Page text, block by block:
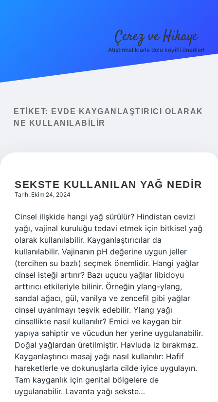
Yasal Uyarı
menüyü Çerez ve Hikaye
Atıştırmalıklarla dolu keyifli öneriler!
ETIKET:
EVDE KAYGANLAŞTIRICI OLARAK
NE KULLANILABILIR
SEKSTE KULLANILAN YAĞ NEDIR
Tarih: Ekim 24, 2024
Cinsel ilişkide hangi yağ sürülür? Hindistan cevizi
yağı, vajinal kuruluğu tedavi etmek için bitkisel yağ
olarak kullanılabilir. Kayganlaştırıcılar da
kullanılabilir. Vajinanın pH değerine uygun jeller
(tercihen su bazlı) seçmek önemlidir. Hangi yağlar
cinsel isteği artırır? Bazı uçucu yağlar libidoyu
arttırıcı etkileriyle bilinir. Örneğin ylang-ylang,
sandal ağacı, gül, vanilya ve zencefil gibi yağlar
cinsel uyarılmayı teşvik edebilir. Ylang yağı
cinsellikte nasıl kullanılır? Emici ve kaygan bir
yapıya sahiptir ve vücudun her yerine uygulanabilir.
Doğal yağlardan üretilmiştir. Havluda iz bırakmaz.
Kayganlaştırıcı masaj yağı nasıl kullanılır: Hafif
hareketlerle ve dokunuşlarla cilde iyice uygulayın.
Tam kayganlık için genital bölgelere de
uygulanabilir. Lavanta yağı sekste…